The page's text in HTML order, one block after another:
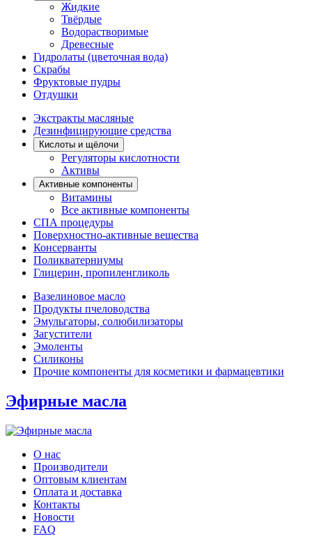
Жидкие
Твёрдые
Водорастворимые
Древесные
Гидролаты (цветочная вода)
Скрабы
Фруктовые пудры
Отдушки
Экстракты масляные
Дезинфицирующие средства
Кислоты и щёлочи
Регуляторы кислотности
Активы
Активные компоненты
Витамины
Все активные компоненты
СПА процедуры
Поверхностно-активные вещества
Консерванты
Поликватерниумы
Глицерин, пропиленгликоль
Вазелиновое масло
Продукты пчеловодства
Эмульгаторы, солюбилизаторы
Загустители
Эмоленты
Силиконы
Прочие компоненты для косметики и фармацевтики
Эфирные масла
О нас
Производители
Оптовым клиентам
Оплата и доставка
Контакты
Новости
FAQ